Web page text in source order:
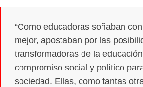
“Como educadoras soñaban
mejor, apostaban por las
transformadoras de la
compromiso social y político
sociedad. Ellas, como tantas